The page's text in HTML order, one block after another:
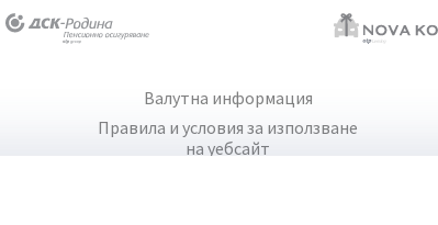
Валутна информация
Правила и условия за използване
на уебсайт